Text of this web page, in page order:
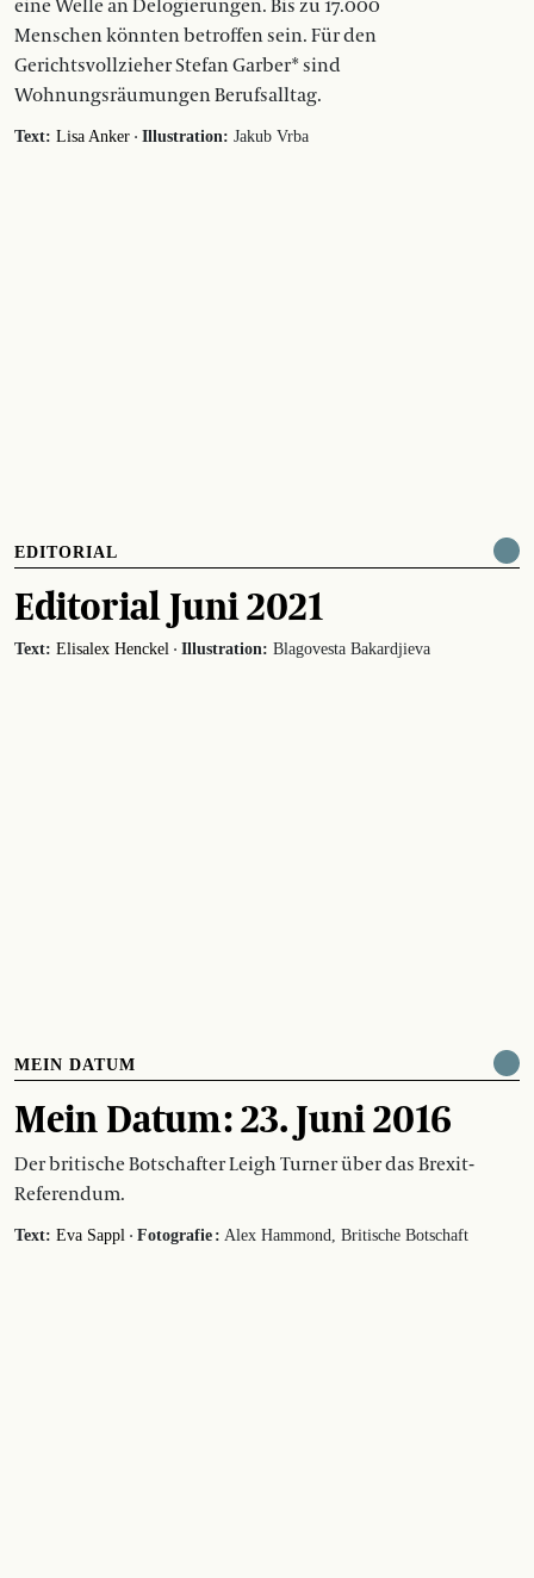
eine Welle an Delogierungen. Bis zu 17.000
Menschen könnten betroffen sein. Für den
Gerichtsvollzieher Stefan Garber* sind
Wohnungsräumungen Berufsalltag.
Text: Lisa Anker · Illustration: Jakub Vrba
EDITORIAL
Editorial Juni 2021
Text: Elisalex Henckel · Illustration: Blagovesta Bakardjieva
MEIN DATUM
Mein Datum : 23. Juni 2016
Der britische Botschafter Leigh Turner über das Brexit-
Referendum.
Text: Eva Sappl · Fotografie : Alex Hammond, Britische Botschaft